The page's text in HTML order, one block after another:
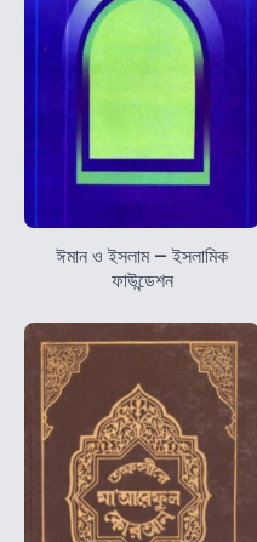
ঈমান ও ইসলাম – ইসলামিক
ফাউন্ডেশন